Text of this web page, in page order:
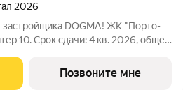
2026
застройщика DOGMA! ЖК "Порто-
10. Срок сдачи: 4 кв. 2026, общей
где шум Чёрного моря
Позвоните мне